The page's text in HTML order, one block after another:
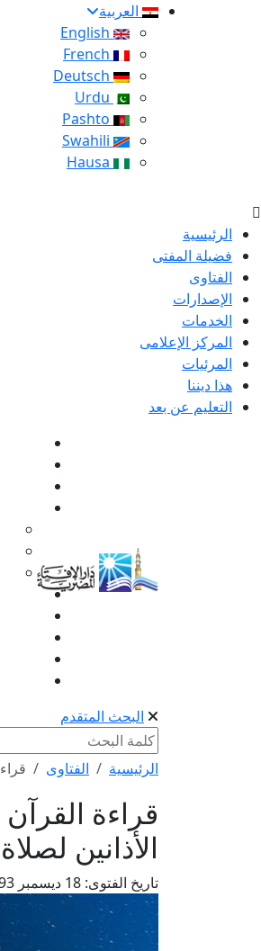
العربية
الرئيسية
فضيلة المفتى
الفتاوى
الإصدارات
الخدمات
المركز الإعلامى
المرئيات
هذا ديننا
التعليم عن بعد
البحث المتقدم
الرئيسية الفتاوى
قراءة
الأذانين
تاريخ الفتوى: